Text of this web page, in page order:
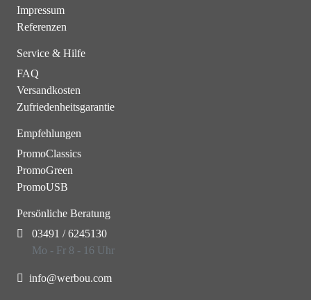
Impressum
Referenzen
Service & Hilfe
FAQ
Versandkosten
Zufriedenheitsgarantie
Empfehlungen
PromoClassics
PromoGreen
PromoUSB
Persönliche Beratung
03491 / 6245130
Mo - Fr 8 - 16 Uhr
info@werbou.com